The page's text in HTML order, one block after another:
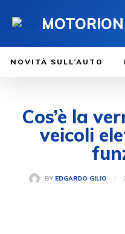
NOVITÀ SULL’AUTO
Cos’è la
veicoli
BY EDGARDO GILIO